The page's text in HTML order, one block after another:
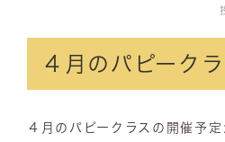
４月のパピーク
４月のパピークラスの開催予定